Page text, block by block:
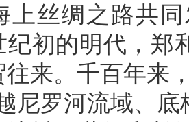
上丝绸之路共
纪初的明代，郑
往来。千百年来
尼罗河流域、